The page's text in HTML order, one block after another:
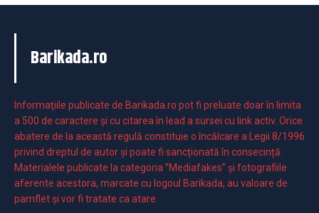
Barikada.ro
Informaţiile publicate de Barikada.ro pot fi preluate doar în limita
a 500 de caractere şi cu citarea în lead a sursei cu link activ. Orice
abatere de la această regulă constituie o încălcare a Legii 8/1996
privind dreptul de autor și poate fi sancționată în consecință.
Materialele publicate la categoria ”Mediafakes” și fotografiile
aferente acestora, marcate cu logoul Barikada, au valoare de
pamflet și vor fi tratate ca atare.